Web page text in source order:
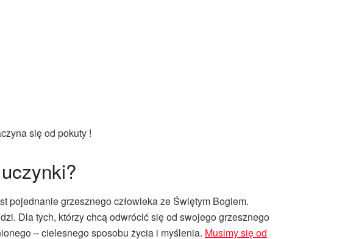
się od pokuty !
pojednanie grzesznego człowieka ze Świętym Bogiem.
Dla tych, którzy chcą odwrócić się od swojego grzesznego
– cielesnego sposobu życia i myślenia. Musimy się od